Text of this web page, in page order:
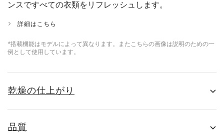
ンスですべての衣類をリフレッシュします。
詳細はこちら
*搭載機能はモデルによって異なります。またこちらの画像は説明のための一
例として使用しています。
乾燥の仕上がり
品質